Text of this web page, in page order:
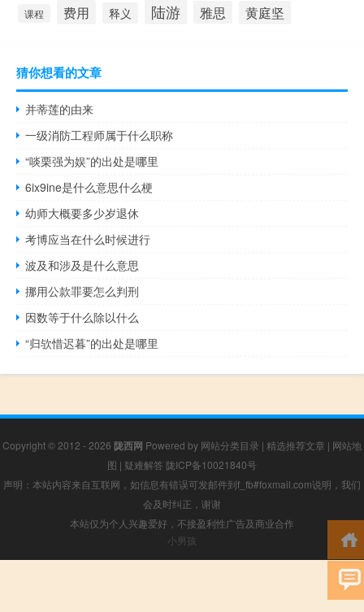
课程 费用 释义 陆游 雅思 黄庭坚
猜你想看的文章
并蒂莲的由来
一级消防工程师属于什么职称
“啖栗强为娱”的出处是哪里
6ix9ine是什么意思什么梗
幼师大概要多少岁退休
考博应当在什么时候进行
波及和涉及是什么意思
挪用公款罪要怎么判刑
因数等于什么除以什么
“归欤惜迟暮”的出处是哪里
Copyright © 2012 - 2026 陇西网 Powered by 网站分类目录 | 精选推荐文章 | 网站地
图 | 疑难解答 陇ICP备10021840号
声明：本站内容来自互联网，如信息有错误可发邮件到f_fb#foxmail.com说明，我们
会及时纠正，谢谢
本站仅为个人兴趣爱好，不接盈利性广告及商业合作
小男孩